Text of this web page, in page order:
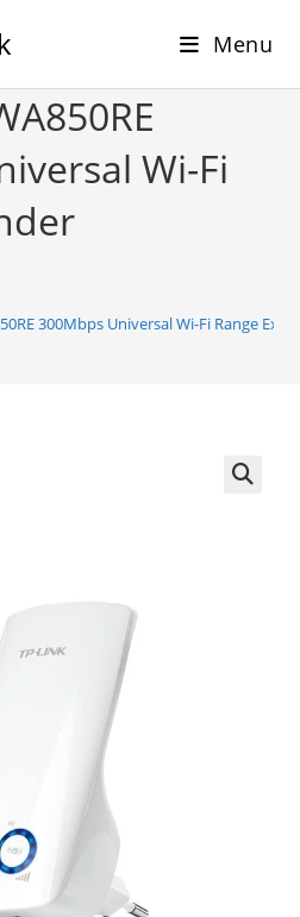
Menu
Wi-Fi
300Mbps Universal Wi-Fi Range